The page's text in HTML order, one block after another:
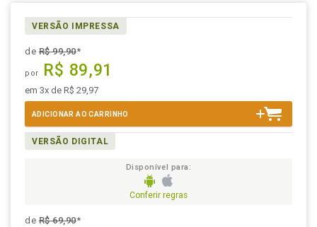
VERSÃO IMPRESSA
deR$ 99,90*
por R$ 89,91
em 3x de R$ 29,97
ADICIONAR AO CARRINHO
VERSÃO DIGITAL
Disponível para:
Conferir regras
deR$ 69,90*